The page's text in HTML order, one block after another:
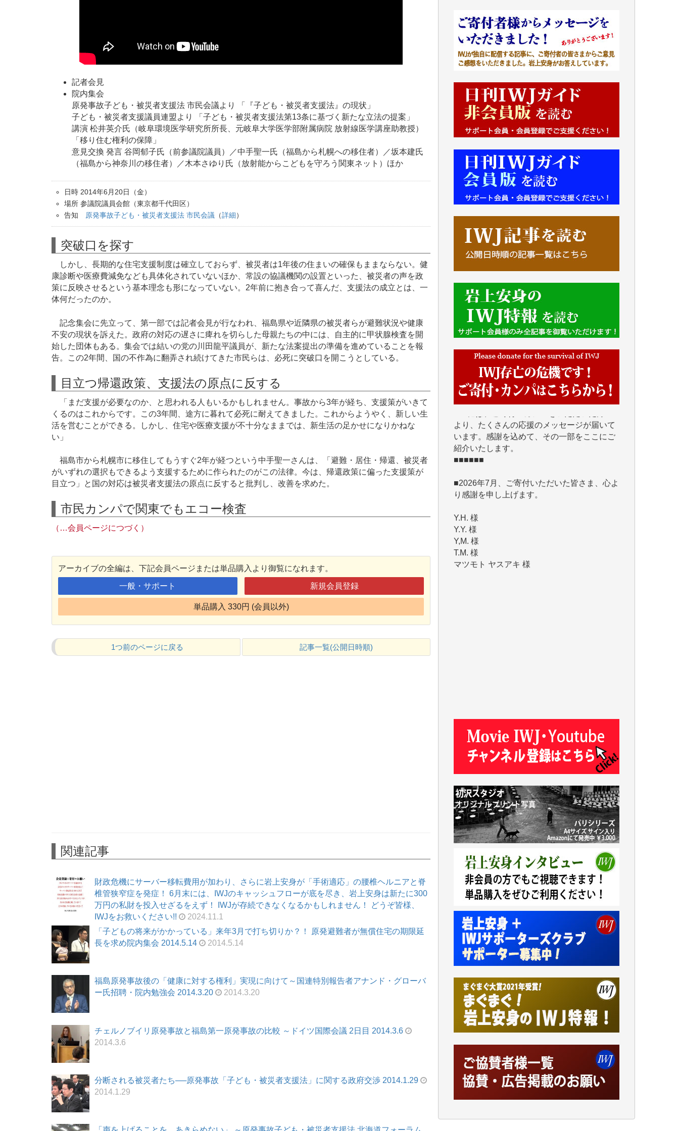
記者会見
院内集会
原発事故子ども・被災者支援法 市民会議より 「『子ども・被災者支援法』の現状」
子ども・被災者支援議員連盟より 「子ども・被災者支援法第13条に基づく新たな立法の提案」
講演 松井英介氏（岐阜環境医学研究所所長、元岐阜大学医学部附属病院 放射線医学講座助教授）
「移り住む権利の保障」
意見交換 発言 谷岡郁子氏（前参議院議員）／中手聖一氏（福島から札幌への移住者）／坂本建氏
（福島から神奈川の移住者）／木本さゆり氏（放射能からこどもを守ろう関東ネット）ほか
日時 2014年6月20日（金）
場所 参議院議員会館（東京都千代田区）
告知 原発事故子ども・被災者支援法 市民会議 （詳細）
突破口を探す
しかし、長期的な住宅支援制度は確立しておらず、被災者は1年後の住まいの確保もままならない。健
康診断や医療費減免なども具体化されていないほか、常設の協議機関の設置といった、被災者の声を政
策に反映させるという基本理念も形になっていない。2年前に抱き合って喜んだ、支援法の成立とは、一
体何だったのか。
記念集会に先立って、第一部では記者会見が行なわれ、福島県や近隣県の被災者らが避難状況や健康
不安の現状を訴えた。政府の対応の遅さに痺れを切らした母親たちの中には、自主的に甲状腺検査を開
始した団体もある。集会では結いの党の川田龍平議員が、新たな法案提出の準備を進めていることを報
告。この2年間、国の不作為に翻弄され続けてきた市民らは、必死に突破口を開こうとしている。
目立つ帰還政策、支援法の原点に反する
「まだ支援が必要なのか、と思われる人もいるかもしれません。事故から3年が経ち、支援策がいきて
くるのはこれからです。この3年間、途方に暮れて必死に耐えてきました。これからようやく、新しい生
活を営むことができる。しかし、住宅や医療支援が不十分なままでは、新生活の足かせになりかねな
い」
福島市から札幌市に移住してもうすぐ2年が経つという中手聖一さんは、「避難・居住・帰還、被災者
がいずれの選択もできるよう支援するために作られたのがこの法律。今は、帰還政策に偏った支援策が
目立つ」と国の対応は被災者支援法の原点に反すると批判し、改善を求めた。
市民カンパで関東でもエコー検査
（…会員ページにつづく）
アーカイブの全編は、下記会員ページまたは単品購入より御覧になれます。
一般・サポート 新規会員登録
単品購入 330円 (会員以外)
1つ前のページに戻る 記事一覧(公開日時順)
関連記事
財政危機にサーバー移転費用が加わり、さらに岩上安身が「手術適応」の腰椎ヘルニアと脊
椎管狭窄症を発症！ 6月末には、IWJのキャッシュフローが底を尽き、岩上安身は新たに300
万円の私財を投入せざるをえず！ IWJが存続できなくなるかもしれません！ どうぞ皆様、
IWJをお救いください!!
2024.11.1
「子どもの将来がかかっている」来年3月で打ち切りか？！ 原発避難者が無償住宅の期限延
長を求め院内集会 2014.5.14
2014.5.14
福島原発事故後の「健康に対する権利」実現に向けて～国連特別報告者アナンド・グローバ
ー氏招聘・院内勉強会 2014.3.20
2014.3.20
チェルノブイリ原発事故と福島第一原発事故の比較 ～ドイツ国際会議 2日目 2014.3.6
2014.3.6
分断される被災者たち──原発事故「子ども・被災者支援法」に関する政府交渉 2014.1.29
2014.1.29
■■■■■■
IWJには、ご寄付・カンパをいただいた方々
より、たくさんの応援のメッセージが届いて
紹介いたします。
■■■■■■
■2026年7月、ご寄付いただいた皆さま、心よ
Y.H. 様
Y,M. 様
T.M. 様
マツモト ヤスアキ 様
マシオン 恵美香 様
岩井 祐子 様
マシオン恵美香 様
山本賢二 様
金 盛起 様
塩川 晃平 様
松本益美 様
井出 隆太 様
及川昭男 様
藤田英之 様
藤岡比左志 様
井出 隆太 様
小池説夫 様
アオキカナメ 様
諸般の事情によりIWJ会費払えず今は非会員
です。市民側に立つ講演会にIWJのカメラマ
ンをよく拝見しております。コンテンツが失
われるのはあまりにもったいない。少しでも
お役立てください。（H.O.様）
今日、僅かですがカンパしました。（T.M.
様）
機を乗り切るには到底及ばない額ですが病気
の妻を抱えている私にとっては精一杯のカン
パです。
かねてよりIWJが発してきた膨大な取材記事
産だと思っています。